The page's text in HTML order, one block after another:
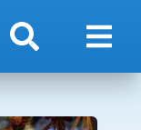
搜索 顯示